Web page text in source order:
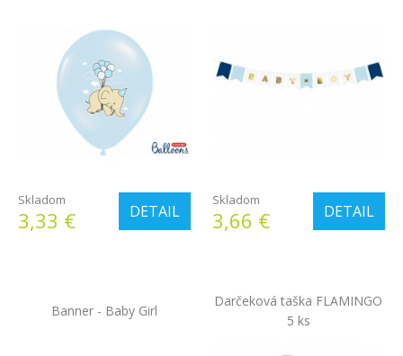
DETAIL
Skladom
3,33 € DETAIL
Skladom
3,66 €
Banner - Baby Girl
Darčeková taška FLAMINGO
5 ks